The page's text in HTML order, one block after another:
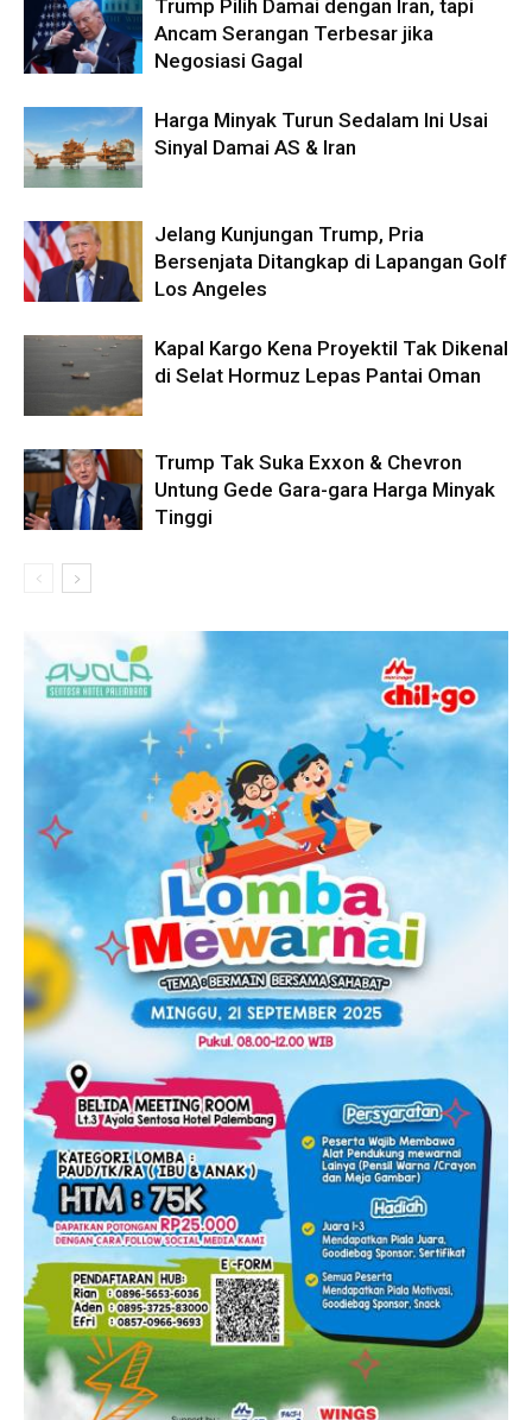
Trump Pilih Damai dengan Iran, tapi
Ancam Serangan Terbesar jika
Negosiasi Gagal
Harga Minyak Turun Sedalam Ini Usai
Sinyal Damai AS & Iran
Jelang Kunjungan Trump, Pria
Bersenjata Ditangkap di Lapangan Golf
Los Angeles
Kapal Kargo Kena Proyektil Tak Dikenal
di Selat Hormuz Lepas Pantai Oman
Trump Tak Suka Exxon & Chevron
Untung Gede Gara-gara Harga Minyak
Tinggi